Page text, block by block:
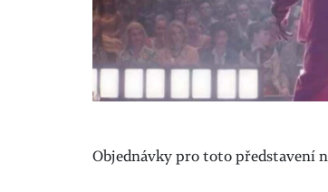
Objednávky pro toto představení